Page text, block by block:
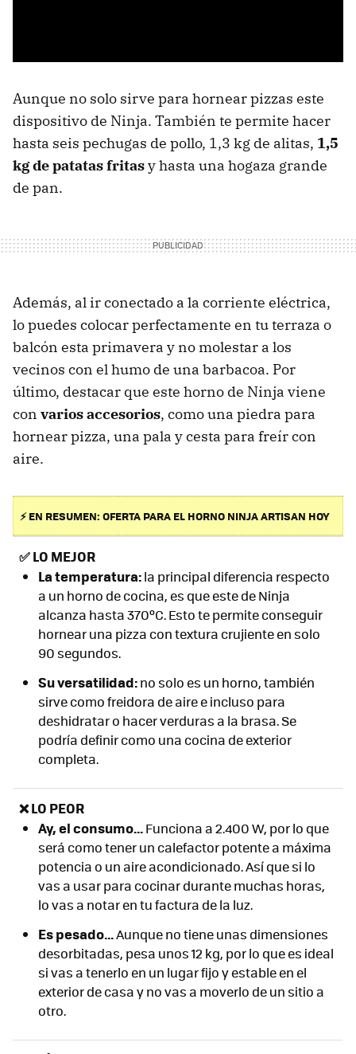
Aunque no solo sirve para hornear pizzas este
dispositivo de Ninja. También te permite hacer
hasta seis pechugas de pollo, 1,3 kg de alitas, 1,5
kg de patatas fritasy hasta una hogaza grande
de pan.
Además, al ir conectado a la corriente eléctrica,
lo puedes colocar perfectamente en tu terraza o
balcón esta primavera y no molestar a los
vecinos con el humo de una barbacoa. Por
último, destacar que este horno de Ninja viene
con varios accesorios, como una piedra para
hornear pizza, una pala y cesta para freír con
aire.
⚡ EN RESUMEN: OFERTA PARA EL HORNO NINJA ARTISAN HOY
✅LO MEJOR
La temperatura:la principal diferencia respecto
a un horno de cocina, es que este de Ninja
alcanza hasta 370ºC. Esto te permite conseguir
hornear una pizza con textura crujiente en solo
90 segundos.
Su versatilidad:no solo es un horno, también
sirve como freidora de aire e incluso para
deshidratar o hacer verduras a la brasa. Se
podría definir como una cocina de exterior
completa.
❌ LO PEOR
Ay, el consumo...Funciona a 2.400 W, por lo que
será como tener un calefactor potente a máxima
potencia o un aire acondicionado. Así que si lo
vas a usar para cocinar durante muchas horas,
lo vas a notar en tu factura de la luz.
Es pesado...Aunque no tiene unas dimensiones
desorbitadas, pesa unos 12 kg, por lo que es ideal
si vas a tenerlo en un lugar fijo y estable en el
exterior de casa y no vas a moverlo de un sitio a
otro.